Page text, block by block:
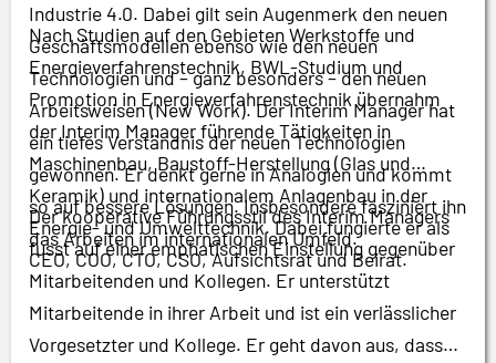
Industrie 4.0. Dabei gilt sein Augenmerk den neuen
Geschäftsmodellen ebenso wie den neuen
Technologien und – ganz besonders – den neuen
Arbeitsweisen (New Work). Der Interim Manager hat
ein tiefes Verständnis der neuen Technologien
gewonnen. Er denkt gerne in Analogien und kommt
so auf bessere Lösungen. Insbesondere fasziniert ihn
das Arbeiten im internationalen Umfeld.
Nach Studien auf den Gebieten Werkstoffe und
Energieverfahrenstechnik, BWL-Studium und
Promotion in Energieverfahrenstechnik übernahm
der Interim Manager führende Tätigkeiten in
Maschinenbau, Baustoff-Herstellung (Glas und
Keramik) und internationalem Anlagenbau in der
Energie- und Umwelttechnik. Dabei fungierte er als
CEO, COO, CTO, CSO, Aufsichtsrat und Beirat.
Der kooperative Führungsstil des Interim Managers
fusst auf einer emphatischen Einstellung gegenüber
Mitarbeitenden und Kollegen. Er unterstützt
Mitarbeitende in ihrer Arbeit und ist ein verlässlicher
Vorgesetzter und Kollege. Er geht davon aus, dass